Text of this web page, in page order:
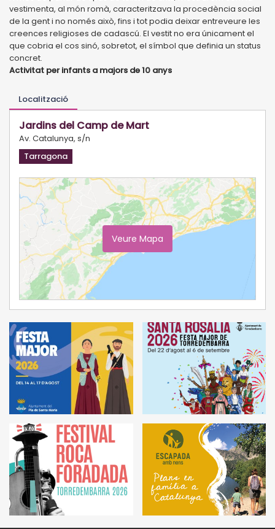
vestimenta, al món romà, caracteritzava la procedència social
de la gent i no només això, fins i tot podia deixar entreveure les
creences religioses de cadascú. El vestit no era únicament el
que cobria el cos sinó, sobretot, el símbol que definia un status
concret.
Activitat per infants a majors de 10 anys
Localització
Jardins del Camp de Mart
Av. Catalunya, s/n
Tarragona
Veure Mapa